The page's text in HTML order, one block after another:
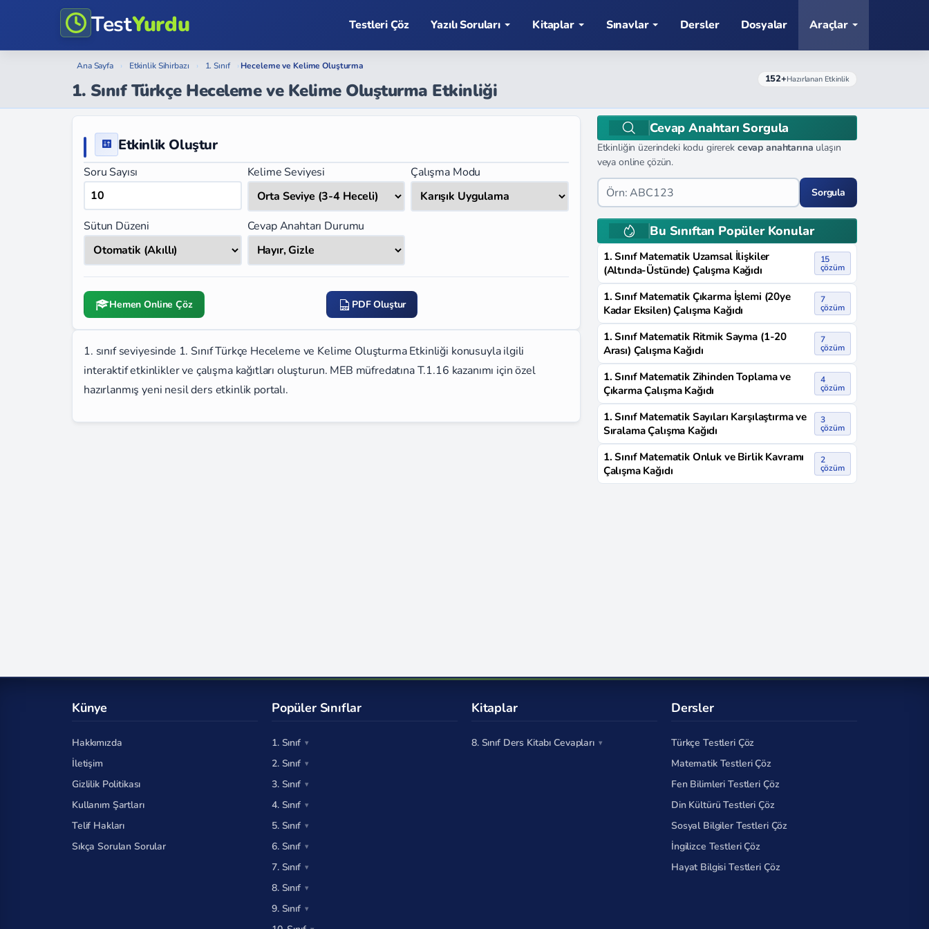
TestYurdu Testleri Çöz Yazılı Soruları Kitaplar Sınavlar Dersler Dosyalar Araçlar
Ana Sayfa › Etkinlik Sihirbazı › 1. Sınıf › Heceleme ve Kelime Oluşturma
1. Sınıf Türkçe Heceleme ve Kelime Oluşturma Etkinliği
152+Hazırlanan Etkinlik
Etkinlik Oluştur
Soru Sayısı Kelime Seviyesi Çalışma Modu
Sütun Düzeni Cevap Anahtarı Durumu
Hemen Online Çöz PDF Oluştur
1. sınıf seviyesinde 1. Sınıf Türkçe Heceleme ve Kelime Oluşturma Etkinliği konusuyla ilgili
interaktif etkinlikler ve çalışma kağıtları oluşturun. MEB müfredatına T.1.16 kazanımı için özel
hazırlanmış yeni nesil ders etkinlik portalı.
Cevap Anahtarı Sorgula
Etkinliğin üzerindeki kodu girerek cevap anahtarına ulaşın
veya online çözün.
Sorgula
Bu Sınıftan Popüler Konular
1. Sınıf Matematik Uzamsal İlişkiler
(Altında-Üstünde) Çalışma Kağıdı
15
çözüm
1. Sınıf Matematik Çıkarma İşlemi (20ye
Kadar Eksilen) Çalışma Kağıdı
7
çözüm
1. Sınıf Matematik Ritmik Sayma (1-20
Arası) Çalışma Kağıdı
7
çözüm
1. Sınıf Matematik Zihinden Toplama ve
Çıkarma Çalışma Kağıdı
4
çözüm
1. Sınıf Matematik Sayıları Karşılaştırma ve
Sıralama Çalışma Kağıdı
3
çözüm
1. Sınıf Matematik Onluk ve Birlik Kavramı
Çalışma Kağıdı
2
çözüm
Künye
Hakkımızda
İletişim
Gizlilik Politikası
Kullanım Şartları
Telif Hakları
Sıkça Sorulan Sorular
Popüler Sınıflar
1. Sınıf
2. Sınıf
3. Sınıf
4. Sınıf
5. Sınıf
6. Sınıf
7. Sınıf
8. Sınıf
9. Sınıf
Kitaplar
8. Sınıf Ders Kitabı Cevapları
Dersler
Türkçe Testleri Çöz
Matematik Testleri Çöz
Fen Bilimleri Testleri Çöz
Din Kültürü Testleri Çöz
Sosyal Bilgiler Testleri Çöz
İngilizce Testleri Çöz
Hayat Bilgisi Testleri Çöz